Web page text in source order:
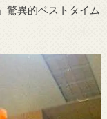
驚異的ベストタイム